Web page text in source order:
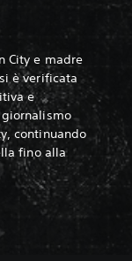
City e madre
è verificata
e
continuando
fino alla